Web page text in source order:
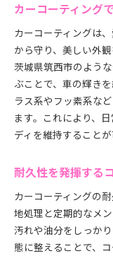
カーコーティング
カーコーティングは
から守り、美しい外
茨城県筑西市のよう
ぶことで、車の輝き
ラス系やフッ素系な
ます。これにより、
ディを維持することが
耐久性を発揮する
カーコーティングの
地処理と定期的なメ
汚れや油分をしっか
態に整えることで、